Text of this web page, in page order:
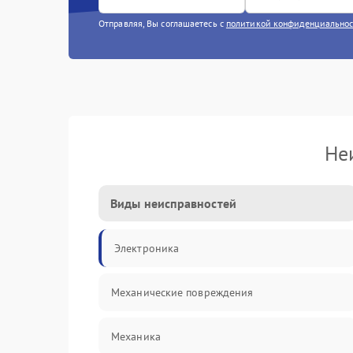
Отправляя, Вы соглашаетесь с политикой
Виды неисправностей
Электроника
Механические повреждения
Механика